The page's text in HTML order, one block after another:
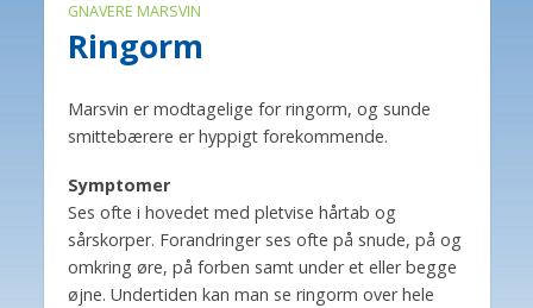
GNAVERE MARSVIN
Ringorm
Marsvin er modtagelige for ringorm, og sunde
smittebærere er hyppigt forekommende.
Symptomer
Ses ofte i hovedet med pletvise hårtab og
sårskorper. Forandringer ses ofte på snude, på og
omkring øre, på forben samt under et eller begge
øjne. Undertiden kan man se ringorm over hele